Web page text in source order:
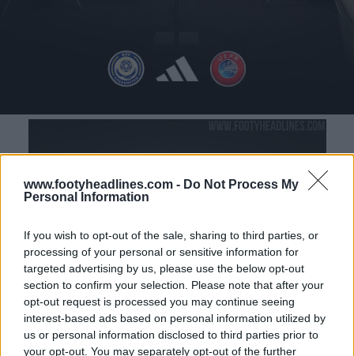
www.footyheadlines.com - Do Not Process My
Personal Information
If you wish to opt-out of the sale, sharing to third parties, or
processing of your personal or sensitive information for
targeted advertising by us, please use the below opt-out
section to confirm your selection. Please note that after your
opt-out request is processed you may continue seeing
interest-based ads based on personal information utilized by
us or personal information disclosed to third parties prior to
your opt-out. You may separately opt-out of the further